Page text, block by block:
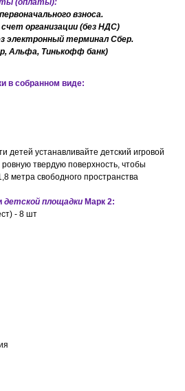
(оплаты):
взноса.
организации (без НДС)
электронный терминал Сбер.
Альфа, Тинькофф банк)
в собранном виде:
детей устанавливайте детский игровой
твердую поверхность, чтобы
метра свободного пространства
детской площадки Марк 2:
- 8 шт